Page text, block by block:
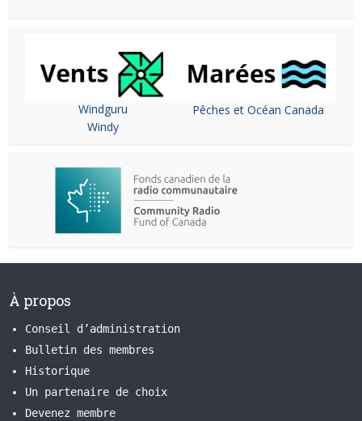
Windguru
Windy
Pêches et Océan Canada
À propos
Conseil d’administration
Bulletin des membres
Historique
Un partenaire de choix
Devenez membre